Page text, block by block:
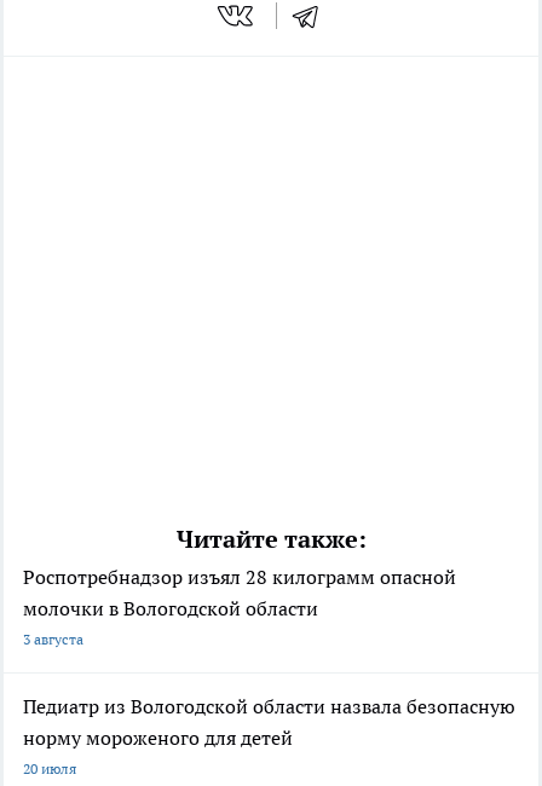
Читайте также:
Роспотребнадзор изъял 28 килограмм опасной
молочки в Вологодской области
3 августа
Педиатр из Вологодской области назвала безопасную
норму мороженого для детей
20 июля